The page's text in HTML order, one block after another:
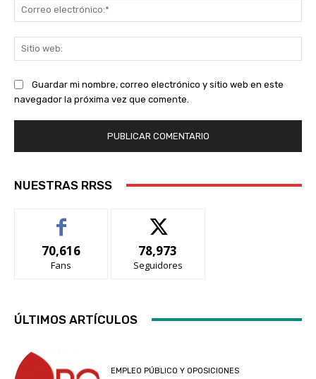
Guardar mi nombre, correo electrónico y sitio web en este
navegador la próxima vez que comente.
NUESTRAS RRSS
70,616
Fans
78,973
Seguidores
ÚLTIMOS ARTÍCULOS
EMPLEO PÚBLICO Y OPOSICIONES